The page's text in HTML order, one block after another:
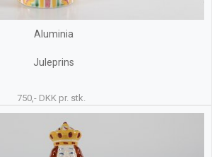
Aluminia
Juleprins
750,- DKK pr. stk.